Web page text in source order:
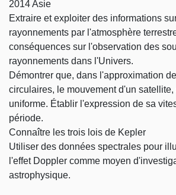
2014 Asie
Extraire et exploiter des informations
rayonnements par l'atmosphère
conséquences sur l'observation des
rayonnements dans l'Univers.
Démontrer que, dans l'approximation
circulaires, le mouvement d'un
uniforme. Établir l'expression de sa
période.
Connaître les trois lois de Kepler
Utiliser des données spectrales pour
l'effet Doppler comme moyen
astrophysique.